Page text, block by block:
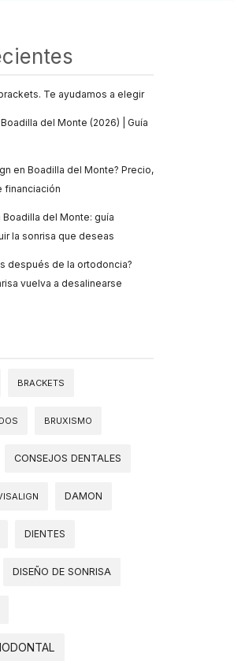
Te ayudamos a elegir
del Monte (2026) | Guía
en Boadilla del Monte? Precio,
financiación
del Monte: guía
la sonrisa que deseas
después de la ortodoncia?
vuelva a desalinearse
BRACKETS
BRUXISMO
CONSEJOS DENTALES
DAMON
DIENTES
DISEÑO DE SONRISA